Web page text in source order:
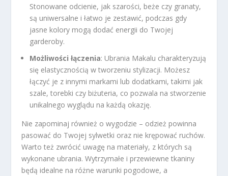
Stonowane odcienie, jak szarości, beże czy granaty,
są uniwersalne i łatwo je zestawić, podczas gdy
jasne kolory mogą dodać energii do Twojej
garderoby.
Możliwości łączenia: Ubrania Makalu charakteryzują
się elastycznością w tworzeniu stylizacji. Możesz
łączyć je z innymi markami lub dodatkami, takimi jak
szale, torebki czy biżuteria, co pozwala na stworzenie
unikalnego wyglądu na każdą okazję.
Nie zapominaj również o wygodzie – odzież powinna
pasować do Twojej sylwetki oraz nie krępować ruchów.
Warto też zwrócić uwagę na materiały, z których są
wykonane ubrania. Wytrzymałe i przewiewne tkaniny
będą idealne na różne warunki pogodowe, a